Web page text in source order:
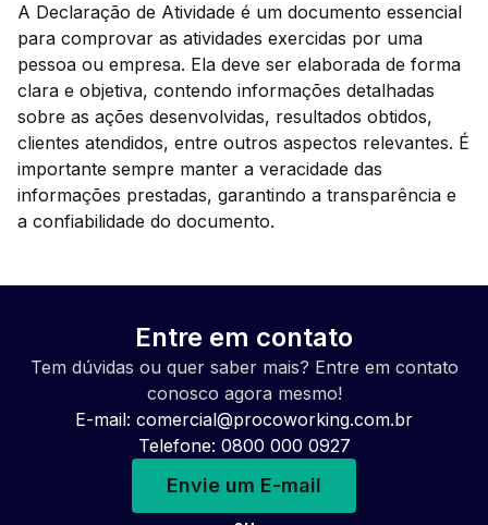
A Declaração de Atividade é um documento essencial
para comprovar as atividades exercidas por uma
pessoa ou empresa. Ela deve ser elaborada de forma
clara e objetiva, contendo informações detalhadas
sobre as ações desenvolvidas, resultados obtidos,
clientes atendidos, entre outros aspectos relevantes. É
importante sempre manter a veracidade das
informações prestadas, garantindo a transparência e
a confiabilidade do documento.
Entre em contato
Tem dúvidas ou quer saber mais? Entre em contato
conosco agora mesmo!
E-mail: comercial@procoworking.com.br
Telefone: 0800 000 0927
Envie um E-mail